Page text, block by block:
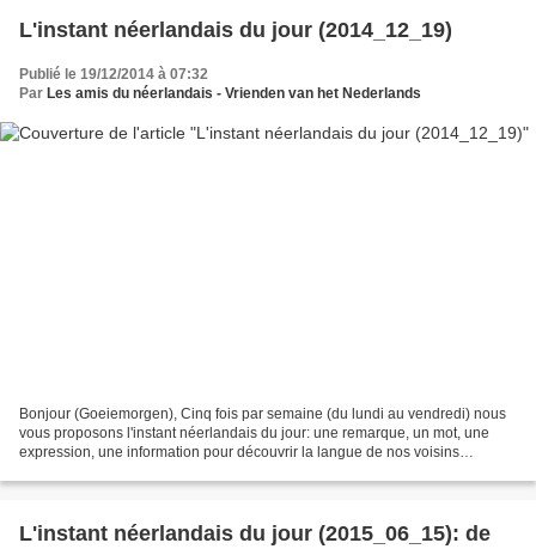
L'instant néerlandais du jour (2014_12_19)
Publié le 19/12/2014 à 07:32
Par Les amis du néerlandais - Vrienden van het Nederlands
Bonjour (Goeiemorgen), Cinq fois par semaine (du lundi au vendredi) nous
vous proposons l'instant néerlandais du jour: une remarque, un mot, une
expression, une information pour découvrir la langue de nos voisins
L'instant néerlandais du jour (2015_06_15): de